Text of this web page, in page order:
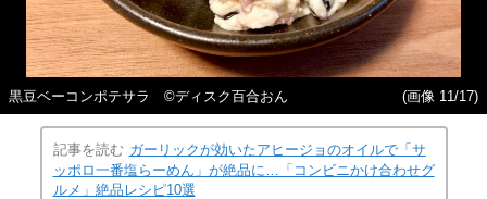
黒豆ベーコンポテサラ ©ディスク百合おん (画像 11/17)
記事を読む ガーリックが効いたアヒージョのオイルで「サ
ッポロ一番塩らーめん」が絶品に…「コンビニかけ合わせグ
ルメ」絶品レシピ10選